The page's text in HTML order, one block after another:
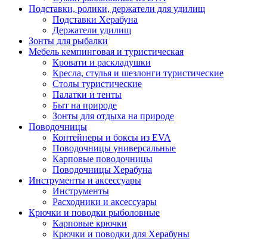
Подставки, ролики, держатели для удилищ
Подставки Херабуна
Держатели удилищ
Зонты для рыбалки
Мебель кемпинговая и туристическая
Кровати и раскладушки
Кресла, стулья и шезлонги туристические
Столы туристические
Палатки и тенты
Быт на природе
Зонты для отдыха на природе
Поводочницы
Контейнеры и боксы из EVA
Поводочницы универсальные
Карповые поводочницы
Поводочницы Херабуна
Инструменты и аксессуары
Инструменты
Расходники и аксессуары
Крючки и поводки рыболовные
Карповые крючки
Крючки и поводки для Херабуны